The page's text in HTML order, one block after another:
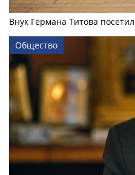
Внук Германа Титова
Общество